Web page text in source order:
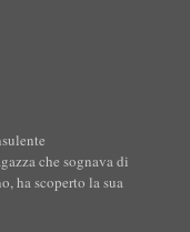
che sognava di
ha scoperto la sua